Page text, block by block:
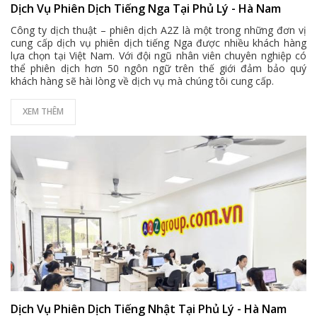
Dịch Vụ Phiên Dịch Tiếng Nga Tại Phủ Lý - Hà Nam
Công ty dịch thuật – phiên dịch A2Z là một trong những đơn vị
cung cấp dịch vụ phiên dịch tiếng Nga được nhiều khách hàng
lựa chọn tại Việt Nam. Với đội ngũ nhân viên chuyên nghiệp có
thể phiên dịch hơn 50 ngôn ngữ trên thế giới đảm bảo quý
khách hàng sẽ hài lòng về dịch vụ mà chúng tôi cung cấp.
XEM THÊM
Dịch Vụ Phiên Dịch Tiếng Nhật Tại Phủ Lý - Hà Nam